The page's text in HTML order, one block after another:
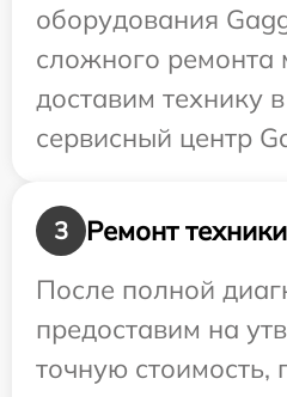
оборудования
сложного ремонта
доставим технику
сервисный центр
3
Ремонт техники
После полной
предоставим на
точную стоимость,